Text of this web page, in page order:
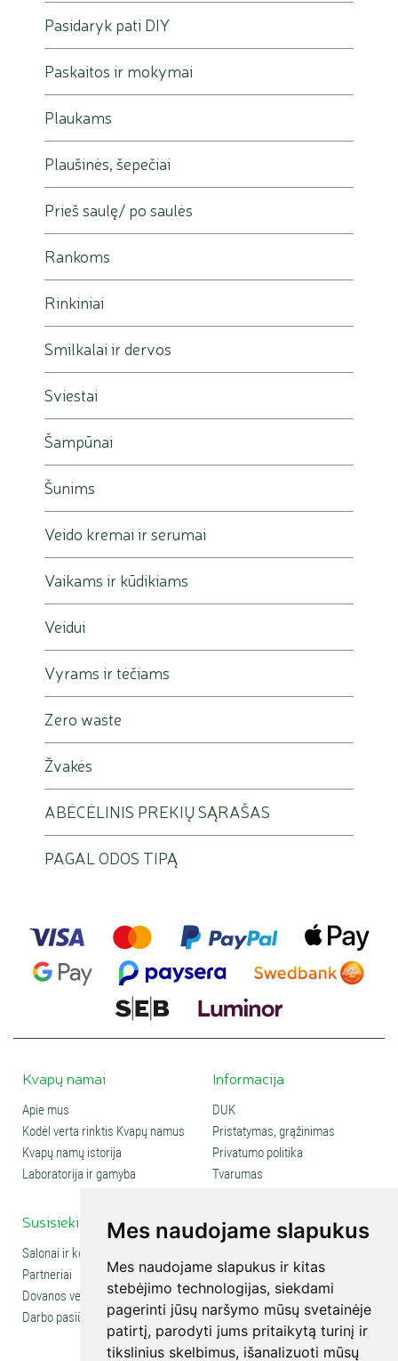
Mes naudojame slapukus
Mes naudojame slapukus ir kitas
stebėjimo technologijas, siekdami
pagerinti jūsų naršymo mūsų svetainėje
patirtį, parodyti jums pritaikytą turinį ir
tikslinius skelbimus, išanalizuoti mūsų
Pasidaryk pati DIY
Paskaitos ir mokymai
Plaukams
Plaušinės, šepečiai
Prieš saulę/ po saulės
Rankoms
Rinkiniai
Smilkalai ir dervos
Sviestai
Šampūnai
Šunims
Veido kremai ir serumai
Vaikams ir kūdikiams
Veidui
Vyrams ir tėčiams
Zero waste
Žvakės
ABĖCĖLINIS PREKIŲ SĄRAŠAS
PAGAL ODOS TIPĄ
Kvapų namai
Apie mus
Kodėl verta rinktis Kvapų namus
Kvapų namų istorija
Laboratorija ir gamyba
Informacija
DUK
Pristatymas, grąžinimas
Privatumo politika
Tvarumas
Susisiekite
Salonai ir kontaktai
Partneriai
Dovanos verslui
Darbo pasiūlymai
Social media